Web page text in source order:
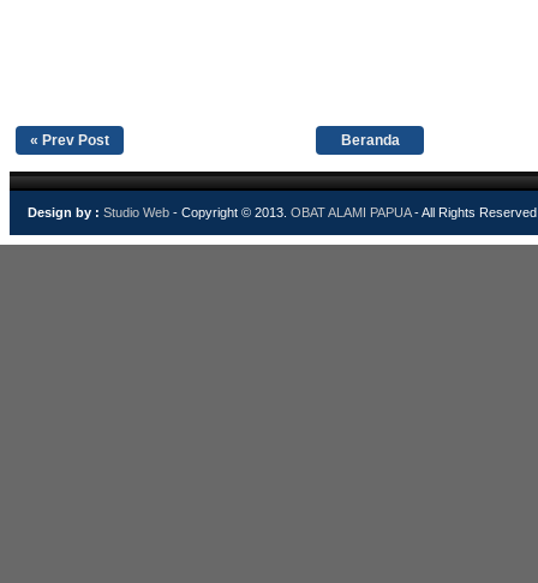
« Prev Post Beranda
Design by : Studio Web - Copyright © 2013. OBAT ALAMI PAPUA- All Rights Reserved